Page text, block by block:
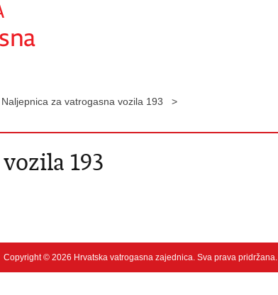
Naljepnica za vatrogasna vozila 193 >
193
Copyright © 2026 Hrvatska vatrogasna zajednica. Sva prava pridržana.